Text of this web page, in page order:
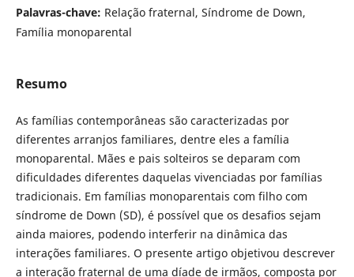
Palavras-chave: Relação fraternal, Síndrome de Down,
Família monoparental
Resumo
As famílias contemporâneas são caracterizadas por
diferentes arranjos familiares, dentre eles a família
monoparental. Mães e pais solteiros se deparam com
dificuldades diferentes daquelas vivenciadas por famílias
tradicionais. Em famílias monoparentais com filho com
síndrome de Down (SD), é possível que os desafios sejam
ainda maiores, podendo interferir na dinâmica das
interações familiares. O presente artigo objetivou descrever
a interação fraternal de uma díade de irmãos, composta por